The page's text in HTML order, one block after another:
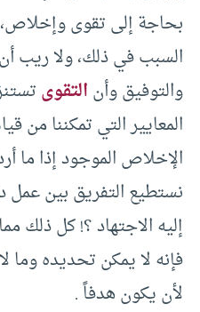
بحاجة إلى تقوى وإخلاص،
السبب في ذلك، ولا ريب
والتوفيق وأنالتقوى
المعايير التي تمكننا من
الإخلاص الموجود إذا ما
نستطيع التفريق بين عمل
إليه الاجتهاد ؟! كل ذلك
فإنه لا يمكن تحديده وما
لأن يكون هدفاً .